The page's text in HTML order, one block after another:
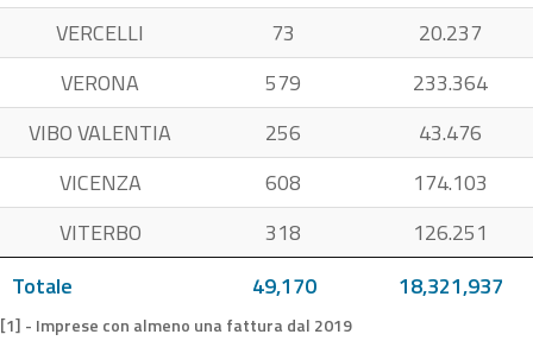
Totale 49,170 18,321,937
VERCELLI
73
20.237
VERONA
579
233.364
VIBO VALENTIA
256
43.476
VICENZA
608
174.103
VITERBO
318 126.251
[1] - Imprese con almeno una fattura dal 2019